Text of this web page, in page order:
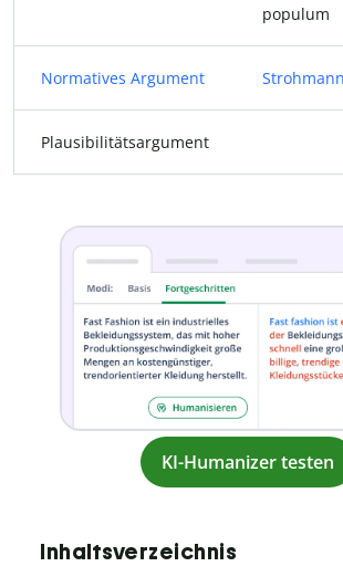
populum
Normatives Argument
Plausibilitätsargument
KI-Humanizer testen
Inhaltsverzeichnis